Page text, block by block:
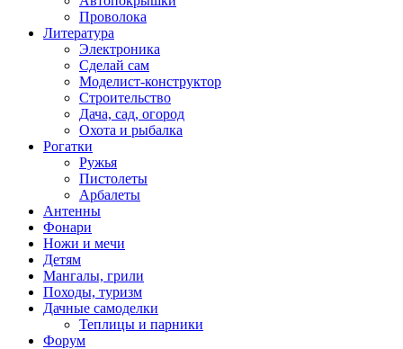
Проволока
Литература
Электроника
Сделай сам
Моделист-конструктор
Строительство
Дача, сад, огород
Охота и рыбалка
Рогатки
Ружья
Пистолеты
Арбалеты
Антенны
Фонари
Ножи и мечи
Детям
Мангалы, грили
Походы, туризм
Дачные самоделки
Теплицы и парники
Форум